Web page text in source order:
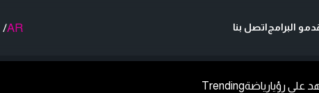
البرامجاتصل بنا AR
/
على رؤيارياضةTrending